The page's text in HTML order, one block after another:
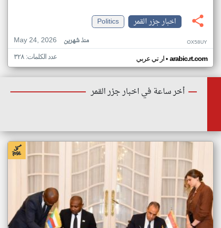
اخبار جزر القمر
Politics
May 24, 2026
منذ شهرين OX58UY
ار تي عربي• arabic.rt.com عدد الكلمات: ٣٢٨
أخر ساعة في اخبار جزر القمر